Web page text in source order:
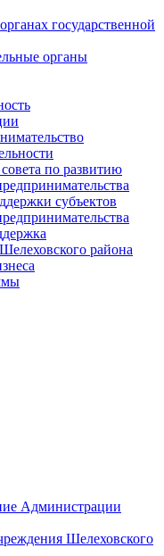
государственной
органы
по развитию
субъектов
района
Администрации
Шелеховского